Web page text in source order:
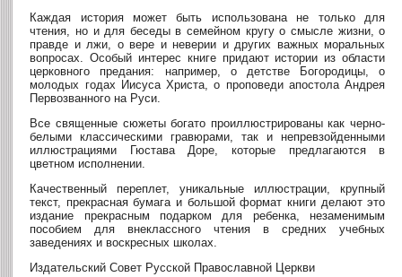
Каждая история может быть использована не только для
чтения, но и для беседы в семейном кругу о смысле жизни, о
правде и лжи, о вере и неверии и других важных моральных
вопросах. Особый интерес книге придают истории из области
церковного предания: например, о детстве Богородицы, о
молодых годах Иисуса Христа, о проповеди апостола Андрея
Первозванного на Руси.
Все священные сюжеты богато проиллюстрированы как черно-
белыми классическими гравюрами, так и непревзойденными
иллюстрациями Гюстава Доре, которые предлагаются в
цветном исполнении.
Качественный переплет, уникальные иллюстрации, крупный
текст, прекрасная бумага и большой формат книги делают это
издание прекрасным подарком для ребенка, незаменимым
пособием для внеклассного чтения в средних учебных
заведениях и воскресных школах.
Издательский Совет Русской Православной Церкви